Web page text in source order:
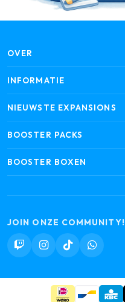
OVER
INFORMATIE
NIEUWSTE EXPANSIONS
BOOSTER PACKS
BOOSTER BOXEN
JOIN ONZE COMMUNITY!